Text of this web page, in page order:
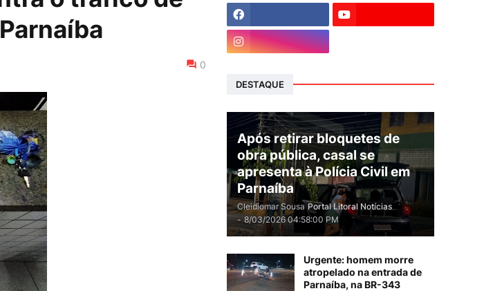
0
DESTAQUE
Após retirar bloquetes de
obra pública, casal se
apresenta à Polícia Civil em
Parnaíba
Cleidiomar Sousa Portal Litoral Notícias
- 8/03/2026 04:58:00 PM
Urgente: homem morre
atropelado na entrada de
Parnaíba, na BR-343